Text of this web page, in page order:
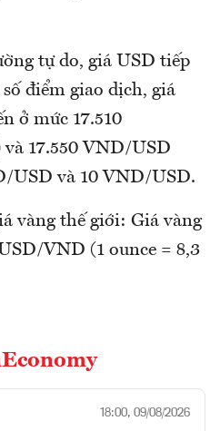
tự do, giá USD tiếp
điểm giao dịch, giá
ở mức 17.510
17.550 VND/USD
USD và 10 VND/USD.
vàng thế giới: Giá vàng
VND (1 ounce = 8,3
18:00, 09/08/2026